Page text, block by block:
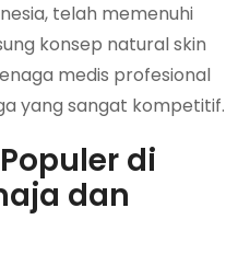
telah memenuhi
konsep natural skin
medis profesional
yang sangat kompetitif.
di
dan